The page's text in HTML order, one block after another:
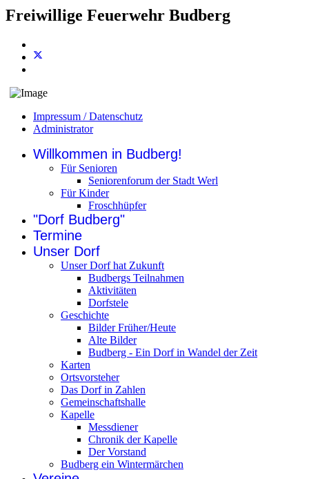
Freiwillige Feuerwehr Budberg
Impressum / Datenschutz
Administrator
Willkommen in Budberg!
Für Senioren
Seniorenforum der Stadt Werl
Für Kinder
Froschhüpfer
"Dorf Budberg"
Termine
Unser Dorf
Unser Dorf hat Zukunft
Budbergs Teilnahmen
Aktivitäten
Dorfstele
Geschichte
Bilder Früher/Heute
Alte Bilder
Budberg - Ein Dorf in Wandel der Zeit
Karten
Ortsvorsteher
Das Dorf in Zahlen
Gemeinschaftshalle
Kapelle
Messdiener
Chronik der Kapelle
Der Vorstand
Budberg ein Wintermärchen